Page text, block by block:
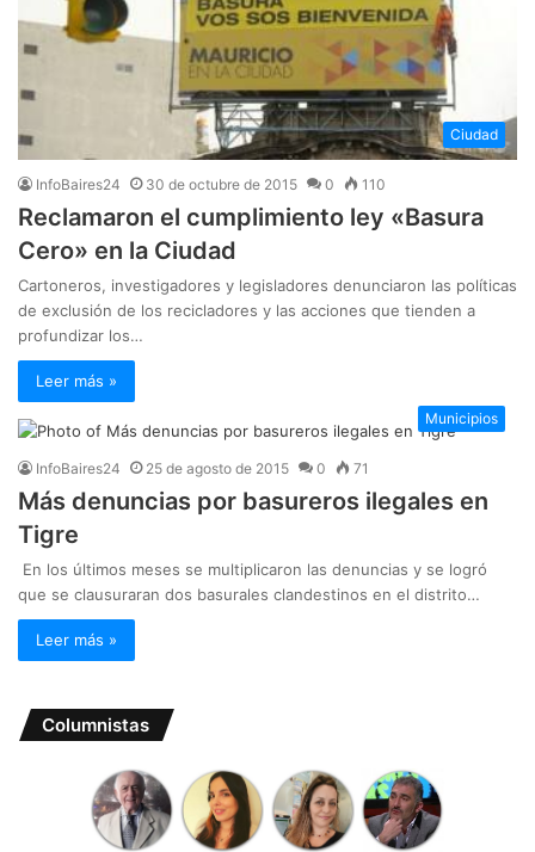
Ciudad
InfoBaires24 30 de octubre de 2015 0 110
Reclamaron el cumplimiento ley «Basura
Cero» en la Ciudad
Cartoneros, investigadores y legisladores denunciaron las políticas
de exclusión de los recicladores y las acciones que tienden a
profundizar los…
Leer más »
Municipios
InfoBaires24 25 de agosto de 2015 0 71
Más denuncias por basureros ilegales en
Tigre
En los últimos meses se multiplicaron las denuncias y se logró
que se clausuraran dos basurales clandestinos en el distrito…
Leer más »
Columnistas